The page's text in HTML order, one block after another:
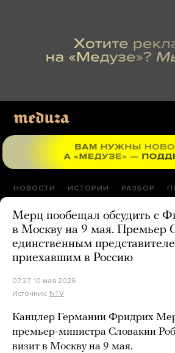
НОВОСТИ ИСТОРИИ РАЗБОР
Мерц пообещал обсудить с
в Москву на 9 мая. Премьер
единственным
приехавшим в Россию
07:27, 10 мая 2026
Источник: NTV
Канцлер Германии Фридрих
премьер-министра Словакии
визит в Москву на 9 мая.